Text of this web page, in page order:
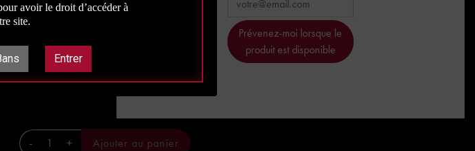
avoir le droit d’accéder à
site.
Entrer

stock
Prévenez-moi lorsque le
produit est disponible
- + Ajouter au panier